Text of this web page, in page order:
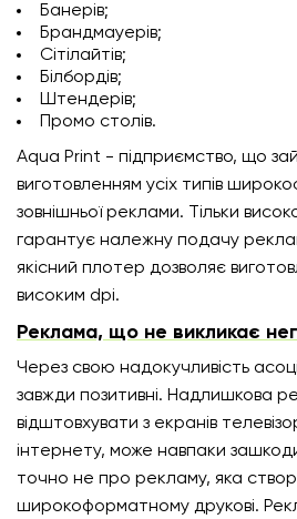
Банерів;
Брандмауерів;
Сітілайтів;
Білбордів;
Штендерів;
Промо столів.
Aqua Print - підприємство, що
виготовленням усіх типів
зовнішньої реклами. Тільки
гарантує належну подачу
якісний плотер дозволяє
високим dpi.
Реклама, що не викликає
Через свою надокучливість
завжди позитивні. Надлишкова
відштовхувати з екранів
інтернету, може навпаки
точно не про рекламу, яка
широкоформатному друкові.